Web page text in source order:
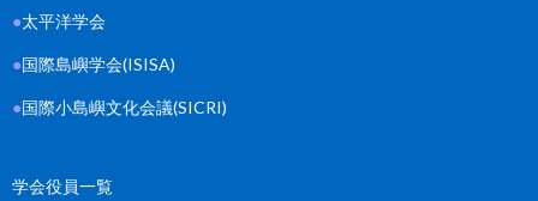
●太平洋学会
●国際島嶼学会(ISISA)
●国際小島嶼文化会議(SICRI)
学会役員一覧